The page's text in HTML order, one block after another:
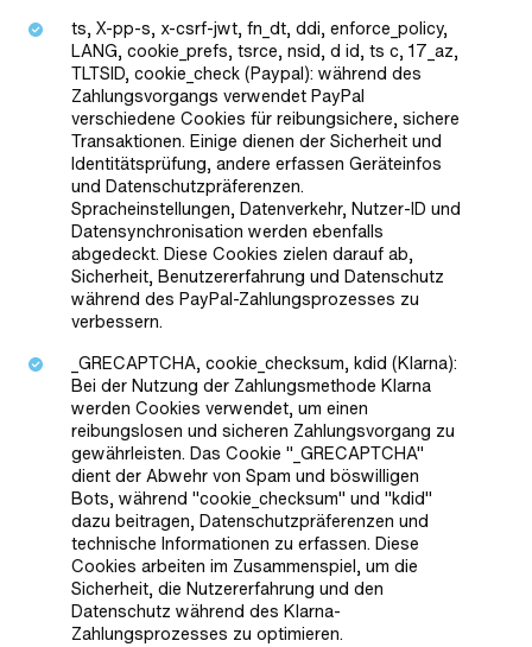
ts, X-pp-s, x-csrf-jwt, fn_dt, ddi, enforce_policy,
LANG, cookie_prefs, tsrce, nsid, d id, ts c, 17_az,
TLTSID, cookie_check (Paypal): während des
Zahlungsvorgangs verwendet PayPal
verschiedene Cookies für reibungsichere, sichere
Transaktionen. Einige dienen der Sicherheit und
Identitätsprüfung, andere erfassen Geräteinfos
und Datenschutzpräferenzen.
Spracheinstellungen, Datenverkehr, Nutzer-ID und
Datensynchronisation werden ebenfalls
abgedeckt. Diese Cookies zielen darauf ab,
Sicherheit, Benutzererfahrung und Datenschutz
während des PayPal-Zahlungsprozesses zu
verbessern.
_GRECAPTCHA, cookie_checksum, kdid (Klarna):
Bei der Nutzung der Zahlungsmethode Klarna
werden Cookies verwendet, um einen
reibungslosen und sicheren Zahlungsvorgang zu
gewährleisten. Das Cookie "_GRECAPTCHA"
dient der Abwehr von Spam und böswilligen
Bots, während "cookie_checksum" und "kdid"
dazu beitragen, Datenschutzpräferenzen und
technische Informationen zu erfassen. Diese
Cookies arbeiten im Zusammenspiel, um die
Sicherheit, die Nutzererfahrung und den
Datenschutz während des Klarna-
Zahlungsprozesses zu optimieren.